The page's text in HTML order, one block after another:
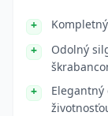
Odolný